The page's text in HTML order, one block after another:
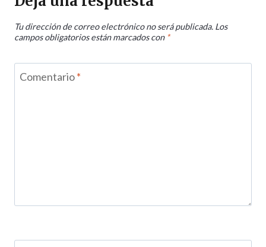
Tu dirección de correo electrónico no será publicada. Los
campos obligatorios están marcados con *
Comentario*